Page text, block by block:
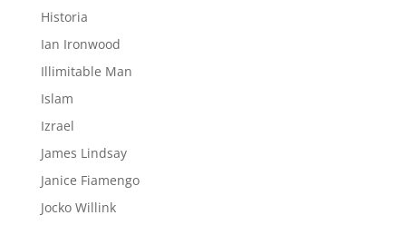
Historia
Ian Ironwood
Illimitable Man
Islam
Izrael
James Lindsay
Janice Fiamengo
Jocko Willink